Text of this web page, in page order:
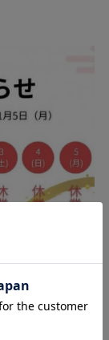
に。
からヒップま
ラクなのにきち